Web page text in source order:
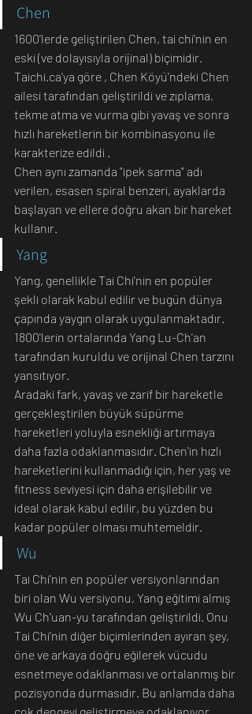
Chen
1600'lerde geliştirilen Chen, tai chi'nin en
eski (ve dolayısıyla orijinal) biçimidir.
Taichi.ca'ya göre , Chen Köyü'ndeki Chen
ailesi tarafından geliştirildi ve zıplama,
tekme atma ve vurma gibi yavaş ve sonra
hızlı hareketlerin bir kombinasyonu ile
karakterize edildi .
Chen aynı zamanda "ipek sarma" adı
verilen, esasen spiral benzeri, ayaklarda
başlayan ve ellere doğru akan bir hareket
kullanır.
Yang
Yang, genellikle Tai Chi'nin en popüler
şekli olarak kabul edilir ve bugün dünya
çapında yaygın olarak uygulanmaktadır.
1800'lerin ortalarında Yang Lu-Ch'an
tarafından kuruldu ve orijinal Chen tarzını
yansıtıyor.
Aradaki fark, yavaş ve zarif bir hareketle
gerçekleştirilen büyük süpürme
hareketleri yoluyla esnekliği artırmaya
daha fazla odaklanmasıdır. Chen'in hızlı
hareketlerini kullanmadığı için, her yaş ve
fitness seviyesi için daha erişilebilir ve
ideal olarak kabul edilir, bu yüzden bu
kadar popüler olması muhtemeldir.
Wu
Tai Chi'nin en popüler versiyonlarından
biri olan Wu versiyonu, Yang eğitimi almış
Wu Ch'uan-yu tarafından geliştirildi. Onu
Tai Chi'nin diğer biçimlerinden ayıran şey,
öne ve arkaya doğru eğilerek vücudu
esnetmeye odaklanması ve ortalanmış bir
pozisyonda durmasıdır. Bu anlamda daha